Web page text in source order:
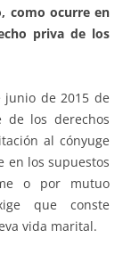
como ocurre en
priva de los
de 2015 de
de los derechos
al cónyuge
en los supuestos
o por mutuo
que conste
vida marital.